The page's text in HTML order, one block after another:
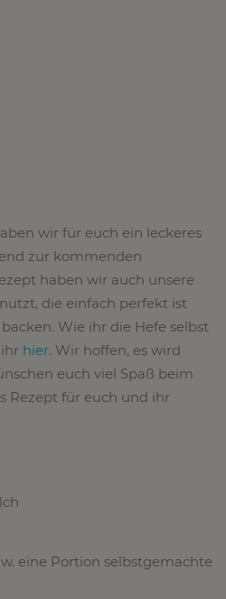
wir für euch ein leckeres
zur kommenden
haben wir auch unsere
die einfach perfekt ist
Wie ihr die Hefe selbst
hier. Wir hoffen, es wird
euch viel Spaß beim
Rezept für euch und ihr
eine Portion selbstgemachte